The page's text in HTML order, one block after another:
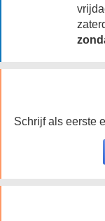
Schrijf als eerste